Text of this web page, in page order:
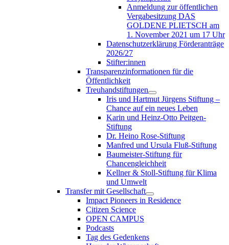
Anmeldung zur öffentlichen
Vergabesitzung DAS
GOLDENE PLIETSCH am
1. November 2021 um 17 Uhr
Datenschutzerklärung Förderanträge
2026/27
Stifter:innen
Transparenzinformationen für die
Öffentlichkeit
Treuhandstiftungen
Iris und Hartmut Jürgens Stiftung –
Chance auf ein neues Leben
Karin und Heinz-Otto Peitgen-
Stiftung
Dr. Heino Rose-Stiftung
Manfred und Ursula Fluß-Stiftung
Baumeister-Stiftung für
Chancengleichheit
Kellner & Stoll-Stiftung für Klima
und Umwelt
Transfer mit Gesellschaft
Impact Pioneers in Residence
Citizen Science
OPEN CAMPUS
Podcasts
Tag des Gedenkens